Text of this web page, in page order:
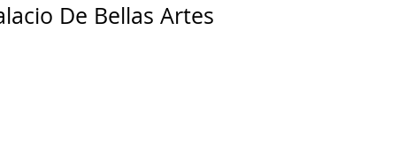
De Bellas Artes